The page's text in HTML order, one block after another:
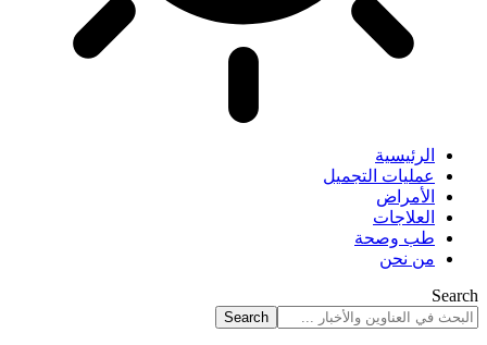
الرئيسية
عمليات التجميل
الأمراض
العلاجات
طب وصحة
من نحن
Search